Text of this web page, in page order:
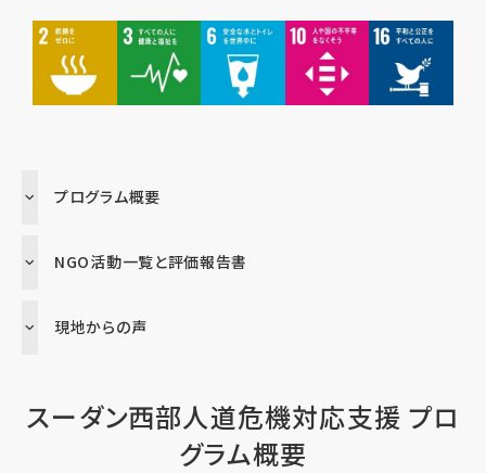
プログラム概要
NGO活動一覧と評価報告書
現地からの声
スーダン西部人道危機対応支援 プロ
グラム概要